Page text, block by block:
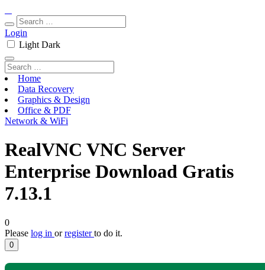
Login
Light Dark
Home
Data Recovery
Graphics & Design
Office & PDF
Network & WiFi
RealVNC VNC Server
Enterprise Download Gratis
7.13.1
0
Please log in orregisterto do it.
0